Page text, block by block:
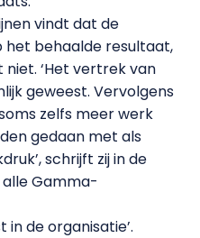
vindt dat de
behaalde resultaat,
‘Het vertrek van
geweest. Vervolgens
zelfs meer werk
gedaan met als
schrijft zij in de
Gamma-
in de organisatie’.